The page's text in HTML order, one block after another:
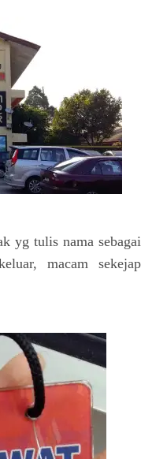
yg tulis nama sebagai
macam sekejap